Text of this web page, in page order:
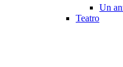
Un
Teatro